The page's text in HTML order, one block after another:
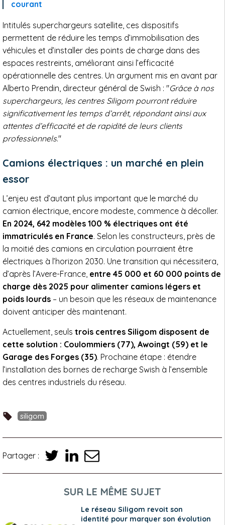
courant
Intitulés superchargeurs satellite, ces dispositifs
permettent de réduire les temps d’immobilisation des
véhicules et d’installer des points de charge dans des
espaces restreints, améliorant ainsi l’efficacité
opérationnelle des centres. Un argument mis en avant par
Alberto Prendin, directeur général de Swish : "Grâce à nos
superchargeurs, les centres Siligom pourront réduire
significativement les temps d’arrêt, répondant ainsi aux
attentes d’efficacité et de rapidité de leurs clients
professionnels."
Camions électriques : un marché en plein
essor
L’enjeu est d’autant plus important que le marché du
camion électrique, encore modeste, commence à décoller.
En 2024, 642 modèles 100 % électriques ont été
immatriculés en France. Selon les constructeurs, près de
la moitié des camions en circulation pourraient être
électriques à l’horizon 2030. Une transition qui nécessitera,
d’après l’Avere-France, entre 45 000 et 60 000 points de
charge dès 2025 pour alimenter camions légers et
poids lourds – un besoin que les réseaux de maintenance
doivent anticiper dès maintenant.
Actuellement, seuls trois centres Siligom disposent de
cette solution : Coulommiers (77), Awoingt (59) et le
Garage des Forges (35). Prochaine étape : étendre
l’installation des bornes de recharge Swish à l’ensemble
des centres industriels du réseau.
siligom
Partager :
SUR LE MÊME SUJET
Le réseau Siligom revoit son
identité pour marquer son évolution